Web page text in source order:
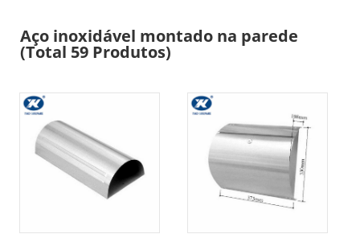
Aço inoxidável montado na parede
(Total 59 Produtos)